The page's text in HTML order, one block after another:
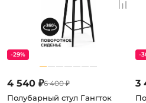
4 540 ₽6 400 ₽
-29%
Полубарный стул Гангток
3
-